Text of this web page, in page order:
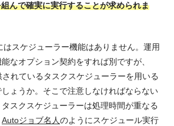
んで確実に実行することが求められま
はスケジューラー機能はありません。運用
なオプション契約をすれば別ですが、
れているタスクスケジューラーを用いる
ょうか。そこで注意しなければならない
スクスケジューラーは処理時間が重なる
Autoジョブ名人のようにスケジュール実行